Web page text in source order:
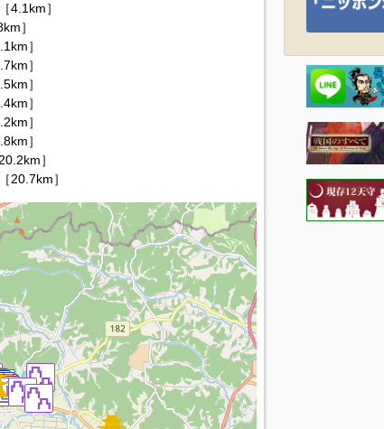
［4.1km］
］
］
］
］
］
］
］
20.2km］
［20.7km］